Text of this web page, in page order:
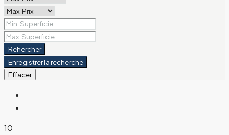
Rehercher
Enregistrer la recherche
Effacer
10